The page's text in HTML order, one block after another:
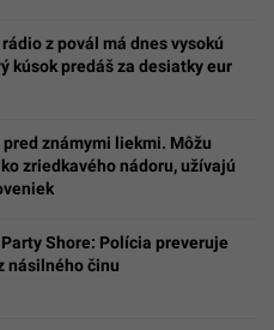
z povál má dnes vysokú
kúsok predáš za desiatky eur
pred známymi liekmi. Môžu
zriedkavého nádoru, užívajú
Shore: Polícia preveruje
násilného činu